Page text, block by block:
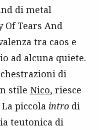
di metal
Of Tears And
tra caos e
ad alcuna quiete.
di
stile Nico, riesce
piccola intro di
teutonica di